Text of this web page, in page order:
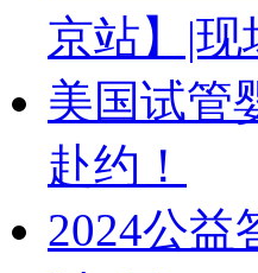
京站】|现
美国试管
赴约！
2024公益